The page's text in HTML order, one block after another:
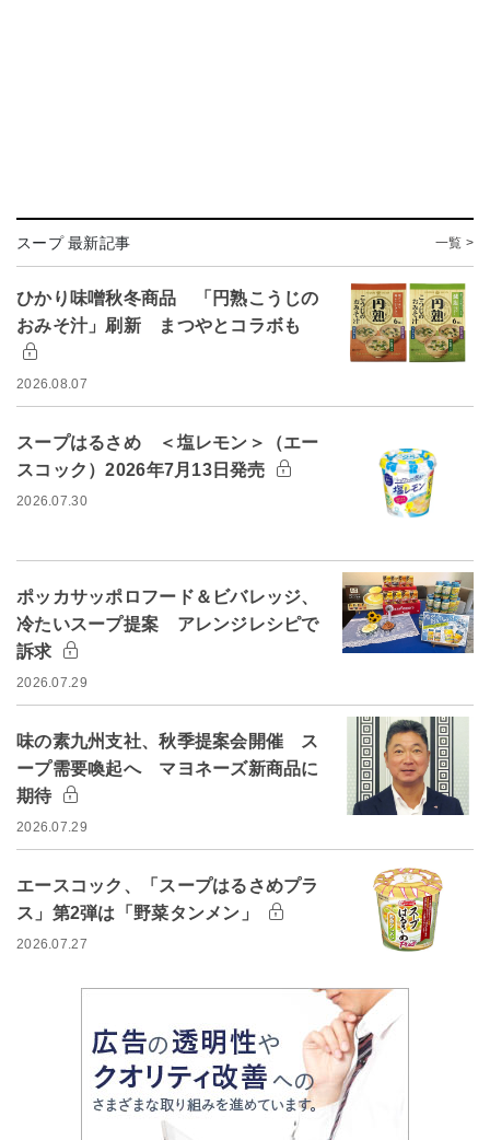
スープ 最新記事 一覧 >
ひかり味噌秋冬商品 「円熟こうじの
おみそ汁」刷新 まつやとコラボも
2026.08.07
スープはるさめ ＜塩レモン＞（エー
スコック）2026年7月13日発売
2026.07.30
ポッカサッポロフード＆ビバレッジ、
冷たいスープ提案 アレンジレシピで
訴求
2026.07.29
味の素九州支社、秋季提案会開催 ス
ープ需要喚起へ マヨネーズ新商品に
期待
2026.07.29
エースコック、「スープはるさめプラ
ス」第2弾は「野菜タンメン」
2026.07.27